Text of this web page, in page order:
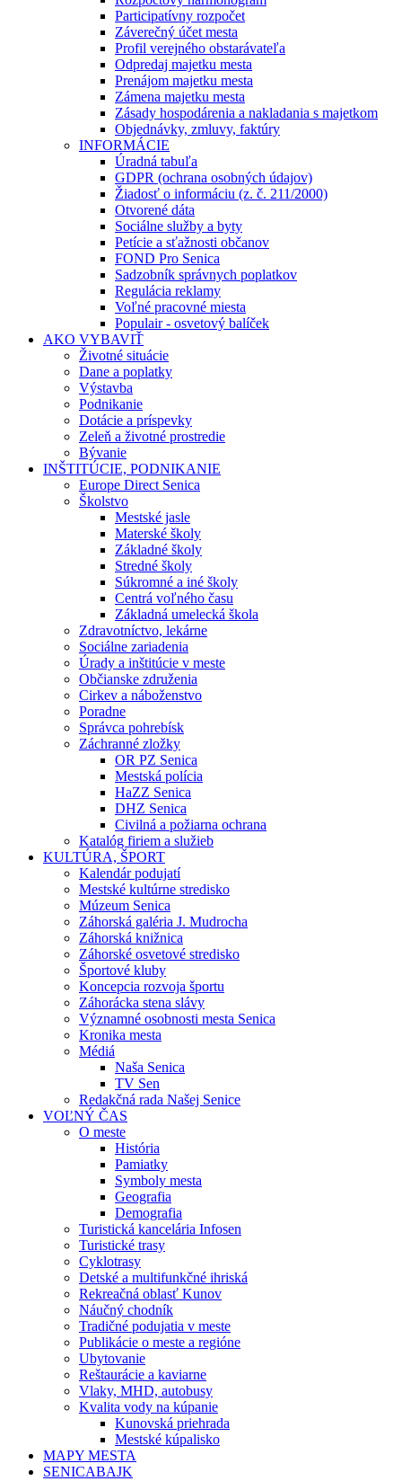
Participatívny rozpočet
Záverečný účet mesta
Profil verejného obstarávateľa
Odpredaj majetku mesta
Prenájom majetku mesta
Zámena majetku mesta
Zásady hospodárenia a nakladania s majetkom
Objednávky, zmluvy, faktúry
INFORMÁCIE
Úradná tabuľa
GDPR (ochrana osobných údajov)
Žiadosť o informáciu (z. č. 211/2000)
Otvorené dáta
Sociálne služby a byty
Petície a sťažnosti občanov
FOND Pro Senica
Sadzobník správnych poplatkov
Regulácia reklamy
Voľné pracovné miesta
Populair - osvetový balíček
AKO VYBAVIŤ
Životné situácie
Dane a poplatky
Výstavba
Podnikanie
Dotácie a príspevky
Zeleň a životné prostredie
Bývanie
INŠTITÚCIE, PODNIKANIE
Europe Direct Senica
Školstvo
Mestské jasle
Materské školy
Základné školy
Stredné školy
Súkromné a iné školy
Centrá voľného času
Základná umelecká škola
Zdravotníctvo, lekárne
Sociálne zariadenia
Úrady a inštitúcie v meste
Občianske združenia
Cirkev a náboženstvo
Poradne
Správca pohrebísk
Záchranné zložky
OR PZ Senica
Mestská polícia
HaZZ Senica
DHZ Senica
Civilná a požiarna ochrana
Katalóg firiem a služieb
KULTÚRA, ŠPORT
Kalendár podujatí
Mestské kultúrne stredisko
Múzeum Senica
Záhorská galéria J. Mudrocha
Záhorská knižnica
Záhorské osvetové stredisko
Športové kluby
Koncepcia rozvoja športu
Záhorácka stena slávy
Významné osobnosti mesta Senica
Kronika mesta
Médiá
Naša Senica
TV Sen
Redakčná rada Našej Senice
VOĽNÝ ČAS
O meste
História
Pamiatky
Symboly mesta
Geografia
Demografia
Turistická kancelária Infosen
Turistické trasy
Cyklotrasy
Detské a multifunkčné ihriská
Rekreačná oblasť Kunov
Náučný chodník
Tradičné podujatia v meste
Publikácie o meste a regióne
Ubytovanie
Reštaurácie a kaviarne
Vlaky, MHD, autobusy
Kvalita vody na kúpanie
Kunovská priehrada
Mestské kúpalisko
MAPY MESTA
SENICABAJK